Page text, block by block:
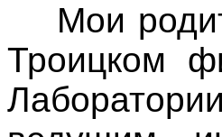
Мои
Троицком